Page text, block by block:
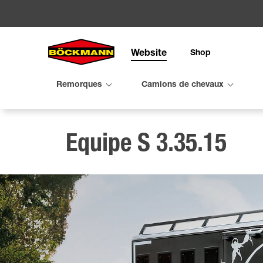
Chercher
Website Shop
Remorques Camions de chevaux
Equipe
Dates
Location
Dates
Equipe S 3.35.15